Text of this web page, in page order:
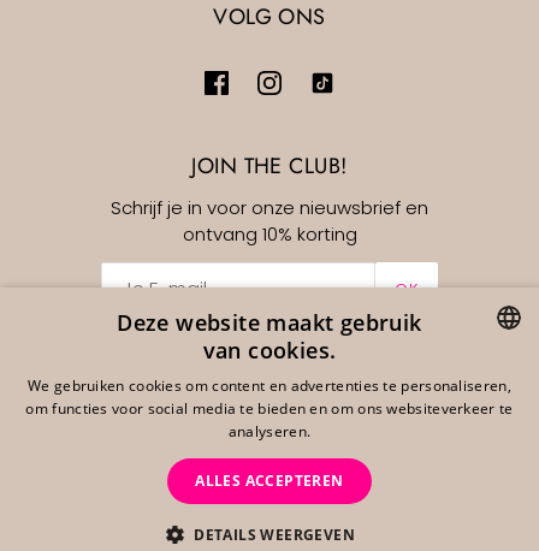
VOLG ONS
JOIN THE CLUB!
Schrijf je in voor onze nieuwsbrief en
ontvang 10% korting
OK
Nederlands EUR € DUTCH
Deze website maakt gebruik
van cookies.
We gebruiken cookies om content en advertenties te personaliseren,
om functies voor social media te bieden en om ons websiteverkeer te
analyseren.
ALLES ACCEPTEREN
DETAILS WEERGEVEN